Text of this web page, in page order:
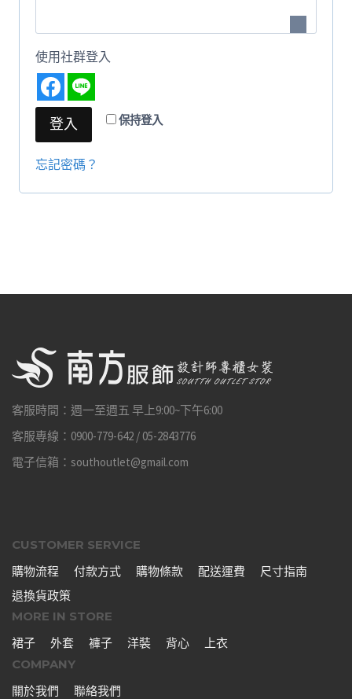
使用社群登入
保持登入
登入
忘記密碼？
客服時間：週一至週五 早上9:00~下午6:00
客服專線：0900-779-642 / 05-2843776
電子信箱：southoutlet@gmail.com
CUSTOMER SERVICE
購物流程
付款方式 購物條款 配送運費
尺寸指南
退換貨政策
MORE IN STORE
裙子
外套 褲子 洋裝 背心
上衣
COMPANY
關於我們
聯絡我們